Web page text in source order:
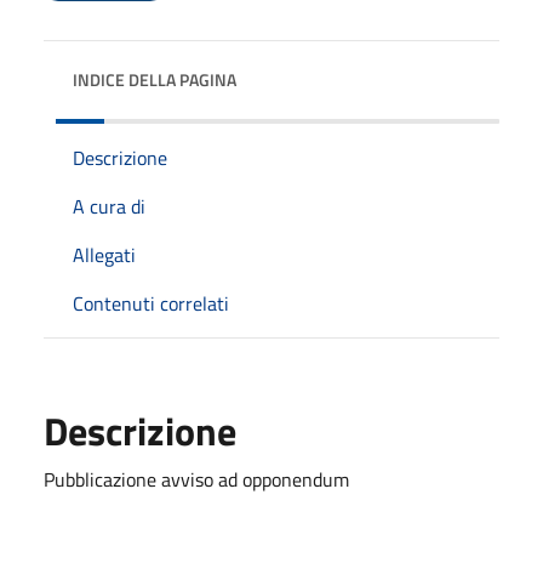
INDICE DELLA PAGINA
Descrizione
A cura di
Allegati
Contenuti correlati
Descrizione
Pubblicazione avviso ad opponendum